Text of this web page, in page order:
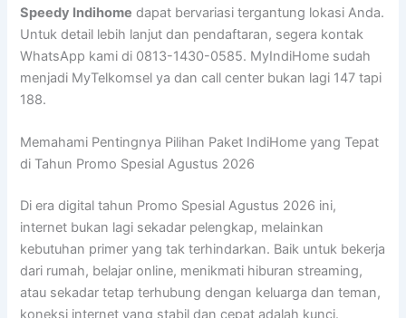
Speedy Indihome dapat bervariasi tergantung lokasi Anda.
Untuk detail lebih lanjut dan pendaftaran, segera kontak
WhatsApp kami di 0813-1430-0585. MyIndiHome sudah
menjadi MyTelkomsel ya dan call center bukan lagi 147 tapi
188.
Memahami Pentingnya Pilihan Paket IndiHome yang Tepat
di Tahun Promo Spesial Agustus 2026
Di era digital tahun Promo Spesial Agustus 2026 ini,
internet bukan lagi sekadar pelengkap, melainkan
kebutuhan primer yang tak terhindarkan. Baik untuk bekerja
dari rumah, belajar online, menikmati hiburan streaming,
atau sekadar tetap terhubung dengan keluarga dan teman,
koneksi internet yang stabil dan cepat adalah kunci.